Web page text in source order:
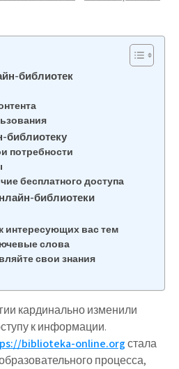
библиотек
библиотеку
потребности
бесплатного доступа
библиотеки
интересующих вас тем
слова
свои знания
кардинально изменили
к информации.
biblioteka-online.orgстала
процесса,